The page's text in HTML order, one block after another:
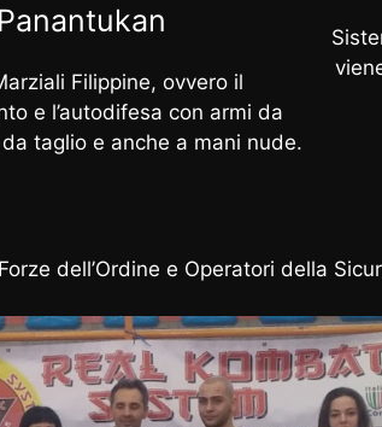
Panantukan
Filippine, ovvero il
e l’autodifesa con armi da
taglio e anche a mani nude.
dell’Ordine e Operatori della